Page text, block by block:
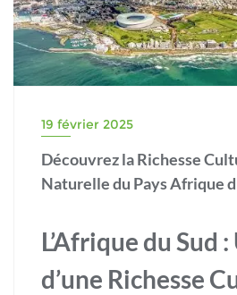
19 février 2025
Découvrez la Richesse
Naturelle du Pays Afrique
L’Afrique du Sud
d’une Richesse